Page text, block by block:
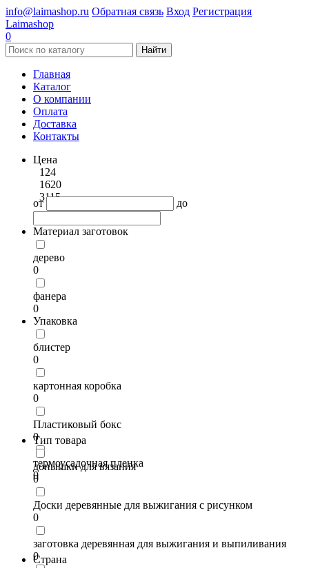
info@laimashop.ru Обратная связь Вход Регистрация
Laimashop
0
Найти
Главная
Каталог
О компании
Оплата
Доставка
Контакты
Цена
124
1620
3115
от до
Материал заготовок
дерево
0
фанера
0
Упаковка
блистер
0
картонная коробка
0
Пластиковый бокс
0
термоусадочная пленка
0
Тип товара
донышки для вязания
0
Доски деревянные для выжигания с рисунком
0
заготовка деревянная для выжигания и выпиливания
0
Страна